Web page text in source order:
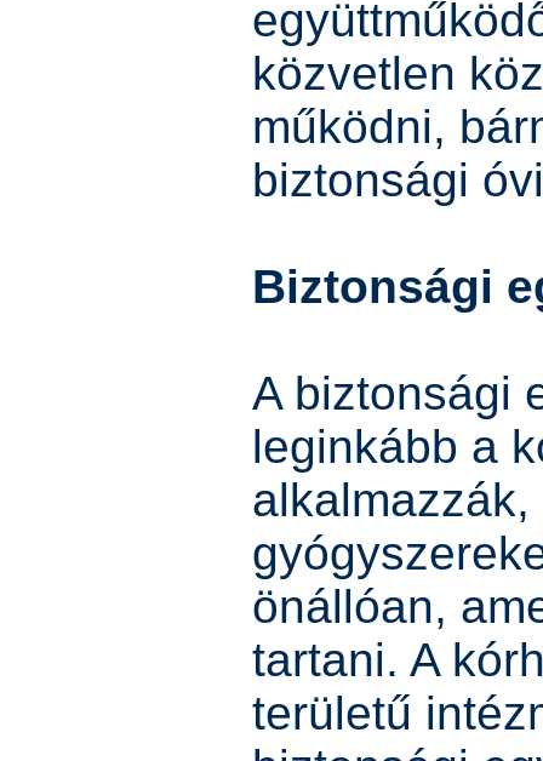
közvetlen
működni,
biztonsági
Biztonsági
A biztonsági
leginkább a
önállóan,
tartani. A
területű